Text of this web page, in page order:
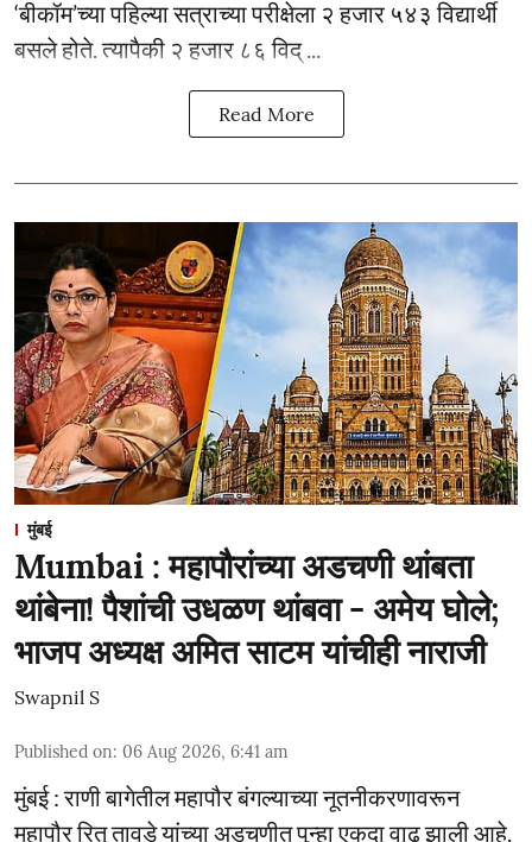
‘बीकॉम’च्या पहिल्या सत्राच्या परीक्षेला २ हजार ५४३ विद्यार्थी
बसले होते. त्यापैकी २ हजार ८६ विद् ...
Read More
मुंबई
Mumbai : महापौरांच्या अडचणी थांबता
थांबेना! पैशांची उधळण थांबवा - अमेय घोले;
भाजप अध्यक्ष अमित साटम यांचीही नाराजी
Swapnil S
Published on: 06 Aug 2026, 6:41 am
मुंबई : राणी बागेतील महापौर बंगल्याच्या नूतनीकरणावरून
महापौर रितू तावडे यांच्या अडचणीत पुन्हा एकदा वाढ झाली आहे.